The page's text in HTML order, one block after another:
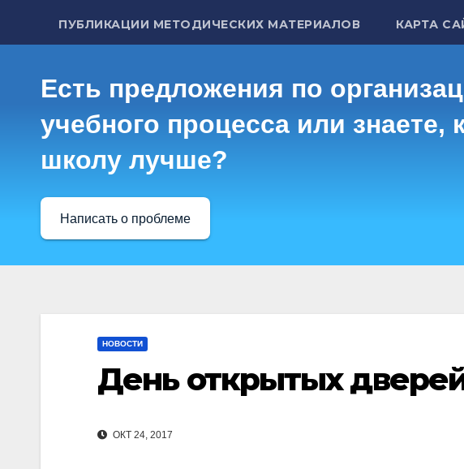
ПУБЛИКАЦИИ МЕТОДИЧЕСКИХ МАТЕРИАЛОВ КАРТА
Есть предложения по
учебного процесса или знаете,
школу лучше?
Написать о проблеме
НОВОСТИ
День открытых
ОКТ 24, 2017